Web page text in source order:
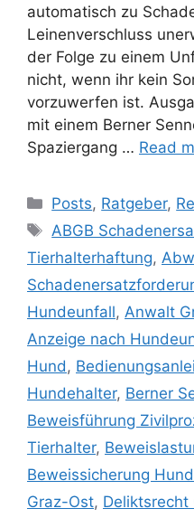
automatisch zu
Leinenverschluss
der Folge zu einem
nicht, wenn ihr kein
vorzuwerfen ist.
mit einem Berner
Spaziergang … Read
Posts, Ratgeber,
ABGB
Tierhalterhaftung,
Hundeunfall, Anwalt
Anzeige nach
Hund,
Hundehalter, Berner
Beweisführung
Tierhalter,
Beweissicherung
Graz-Ost, Deliktsrecht